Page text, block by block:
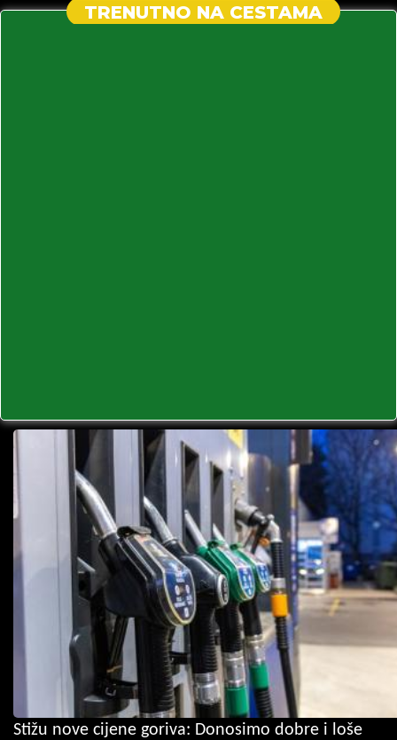
TRENUTNO NA CESTAMA
Stižu nove cijene goriva: Donosimo dobre i loše